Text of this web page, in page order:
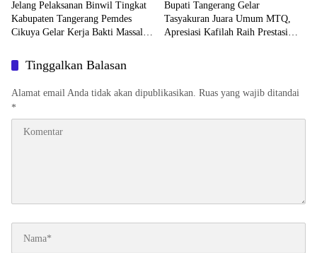
Jelang Pelaksanan Binwil Tingkat
Kabupaten Tangerang Pemdes
Cikuya Gelar Kerja Bakti Massal
Bupati Tangerang Gelar
Tasyakuran Juara Umum MTQ,
Apresiasi Kafilah Raih Prestasi
Tinggalkan Balasan
Alamat email Anda tidak akan dipublikasikan. Ruas yang wajib ditandai
*